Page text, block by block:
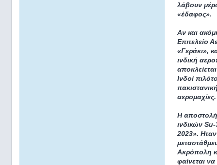
λάβουν
«έδαφος».
Αν και
Επιτελείο
«Γεράκι»,
ινδική
Ινδοί
αερομαχίες.
Η αποστολή
ινδικών
2023».
Ακρόπολη
φαίνεται